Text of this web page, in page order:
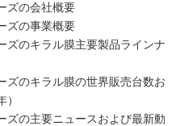
ズの会社概要
ズの事業概要
ズのキラル膜主要製品ラインナ
ズのキラル膜の世界販売台数お
ズの主要ニュースおよび最新動